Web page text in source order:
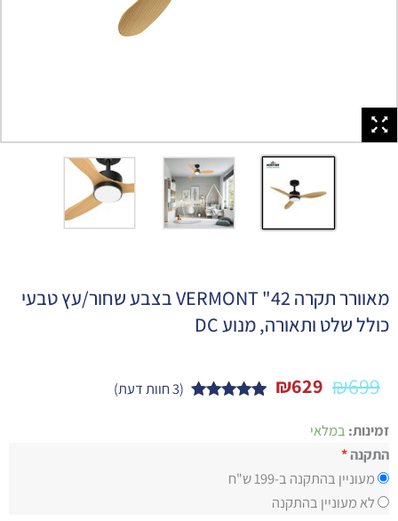
מאוורר תקרה 42" VERMONT בצבע שחור/עץ טבעי
כולל שלט ותאורה, מנוע DC
₪699
₪629
(
3חוות דעת)
זמינות: במלאי
התקנה
מעוניין בהתקנה ב-199 ש"ח
לא מעוניין בהתקנה
כמות
של
מאוורר
42"
VERMONT
בצבע